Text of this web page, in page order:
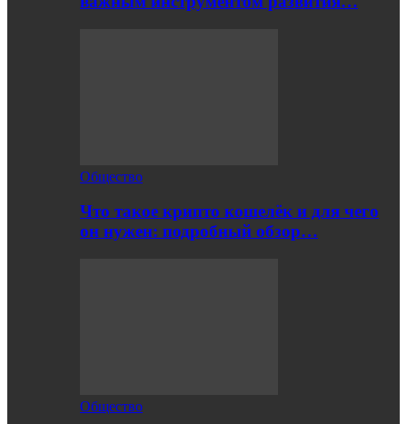
Общество
Что такое крипто кошелёк и для чего
он нужен: подробный обзор…
Общество